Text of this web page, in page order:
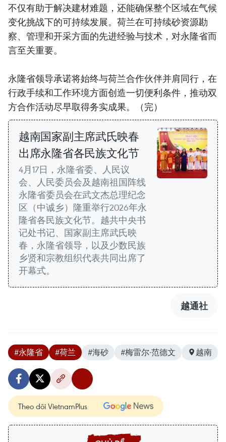
不仅有助于解决建材难题，还能确保整个区域在气候
变化挑战下的可持续发展。荷兰在可持续砂资源勘
察、管理和开采方面的先进经验与技术，对永隆省而
言至关重要。
永隆省领导承诺将始终与荷兰合作伙伴并肩同行，在
行政手续和工作环境方面创造一切便利条件，推动双
方合作活动尽早取得务实成果。（完）
越南国家副主席武氏映春
出席永隆省各民族文化节
4月17日，永隆省委、人民议
会、人民委员会及越南祖国阵线
永隆省委员会在武文杰总理纪念
区（中诚乡）隆重举行2026年永
隆省各民族文化节。越共中央书
记处书记、国家副主席武氏映
春，永隆省领导，以及少数民族
乡贤和宗教组织代表共同出席了
开幕式。
越通社
#永隆省 #荷兰 #海砂 #梅雷尔·范德文 越南
Theo dõi VietnamPlus